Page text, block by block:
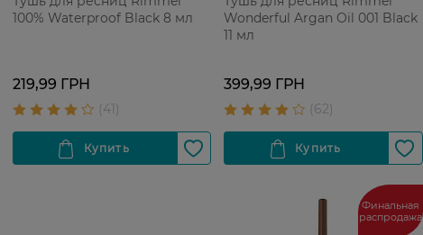
100% Waterproof Black 8 мл
219,99 ГРН
Wonderful Argan Oil 001 Black
11 мл
399,99 ГРН
Финальная
распродажа